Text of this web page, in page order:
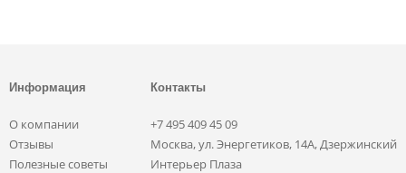
Информация
О компании
Отзывы
Полезные советы
Контакты
+7 495 409 45 09
Москва, ул. Энергетиков, 14А, Дзержинский
Интерьер Плаза